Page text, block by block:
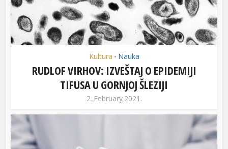
Kultura • Nauka
RUDLOF VIRHOV: IZVEŠTAJ O EPIDEMIJI
TIFUSA U GORNJOJ ŠLEZIJI
2. February 2021.